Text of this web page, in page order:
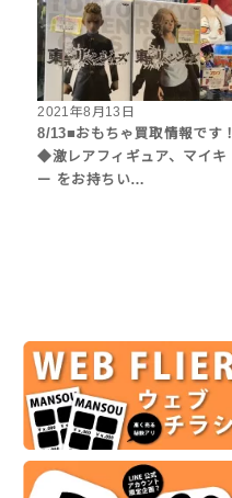
2021年8月13日
8/13■おもちゃ買取情報です！
◆激レアフィギュア、マイキ
ー をお持ちい…